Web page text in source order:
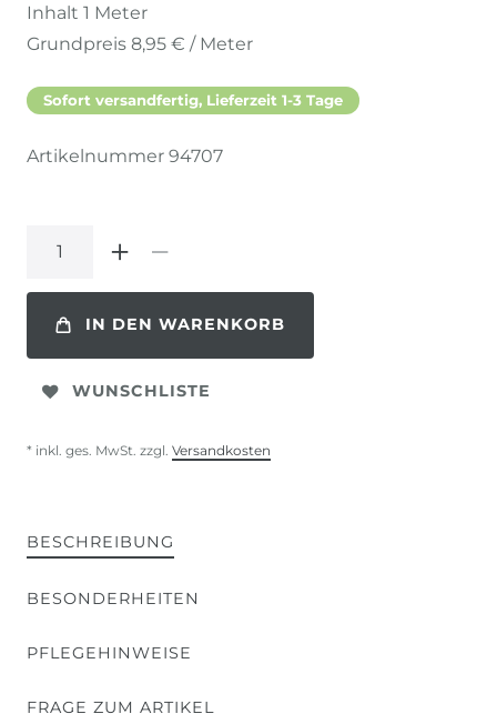
Inhalt 1 Meter
Grundpreis 8,95 € / Meter
Sofort versandfertig, Lieferzeit 1-3 Tage
Artikelnummer 94707
IN DEN WARENKORB
WUNSCHLISTE
* inkl. ges. MwSt. zzgl. Versandkosten
BESCHREIBUNG
BESONDERHEITEN
PFLEGEHINWEISE
FRAGE ZUM ARTIKEL